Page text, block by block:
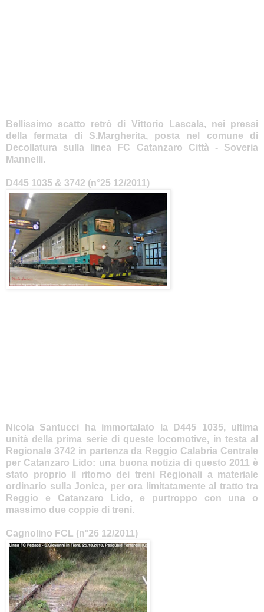
Bellissimo scatto retrò di Vittorio Lascala, nei pressi
della fermata di S.Margherita, posta nel comune di
Decollatura sulla linea FC Catanzaro Città - Soveria
Mannelli.
D445 1035 & 3742 (n°25 12/2011)
Nicola Santucci ha immortalato la D445 1035, ultima
unità della prima serie di queste locomotive, in testa al
Regionale 3742 in partenza da Reggio Calabria Centrale
per Catanzaro Lido: una buona notizia di questo 2011 è
stato proprio il ritorno dei treni Regionali a materiale
ordinario sulla Jonica, per ora limitatamente al tratto tra
Reggio e Catanzaro Lido, e purtroppo con una o
massimo due coppie di treni.
Cagnolino FCL (n°26 12/2011)